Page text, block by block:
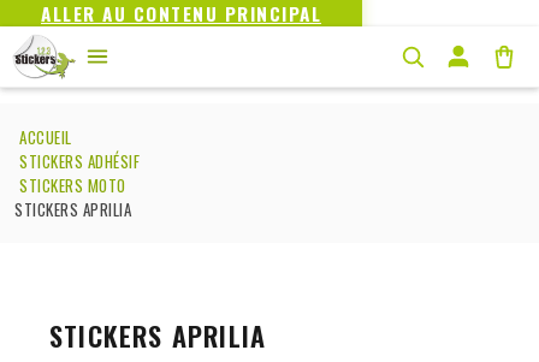
ALLER AU CONTENU PRINCIPAL
ACCUEIL
STICKERS ADHÉSIF
STICKERS MOTO
STICKERS APRILIA
STICKERS APRILIA